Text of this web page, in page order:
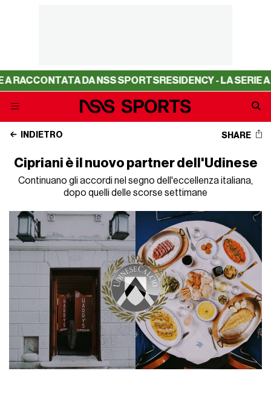
DA NSS SPORTSRESIDENCY - LA SERIE A
INDIETRO SHARE
Cipriani è il nuovo partner dell'Udinese
Continuano gli accordi nel segno dell'eccellenza italiana,
dopo quelli delle scorse settimane